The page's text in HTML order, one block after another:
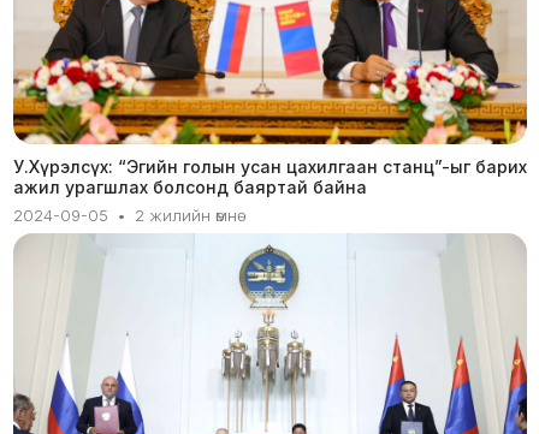
У.Хүрэлсүх: “Эгийн голын усан цахилгаан станц”-ыг барих
ажил урагшлах болсонд баяртай байна
2024-09-05 • 2 жилийн өмнө